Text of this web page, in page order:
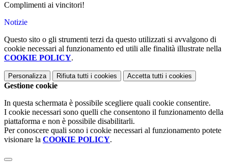
Complimenti ai vincitori!
Notizie
Questo sito o gli strumenti terzi da questo utilizzati si avvalgono di
cookie necessari al funzionamento ed utili alle finalità illustrate nella
COOKIE POLICY.
Personalizza Rifiuta tutti i cookies Accetta tutti i cookies
Gestione cookie
In questa schermata è possibile scegliere quali cookie consentire.
I cookie necessari sono quelli che consentono il funzionamento della
piattaforma e non è possibile disabilitarli.
Per conoscere quali sono i cookie necessari al funzionamento potete
visionare la COOKIE POLICY.